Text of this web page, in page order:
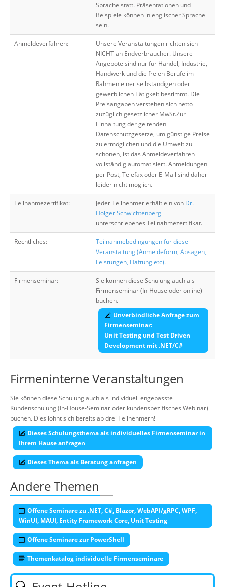
Sprache statt. Präsentationen und
Beispiele können in englischer Sprache
sein.
Anmeldeverfahren:
Unsere Veranstaltungen richten sich
NICHT an Endverbraucher. Unsere
Angebote sind nur für Handel, Industrie,
Handwerk und die freien Berufe im
Rahmen einer selbständigen oder
gewerblichen Tätigkeit bestimmt. Die
Preisangaben verstehen sich netto
zuzüglich gesetzlicher MwSt.Zur
Einhaltung der geltenden
Datenschutzgesetze, um günstige Preise
zu ermöglichen und die Umwelt zu
schonen, ist das Anmeldeverfahren
vollständig automatisiert. Anmeldungen
per Post, Telefax oder E-Mail sind daher
leider nicht möglich.
Teilnahmezertifikat: Jeder Teilnehmer erhält ein von Dr.
Holger Schwichtenberg
unterschriebenes Teilnahmezertifikat.
Rechtliches:
Teilnahmebedingungen für diese
Veranstaltung (Anmeldeform, Absagen,
Leistungen, Haftung etc).
Firmenseminar:
Sie können diese Schulung auch als
Firmenseminar (In-House oder online)
buchen.
Unverbindliche Anfrage zum
Firmenseminar:
Unit Testing und Test Driven
Development mit .NET/C#
Firmeninterne Veranstaltungen
Sie können diese Schulung auch als individuell engepasste
Kundenschulung (In-House-Seminar oder kundenspezifisches Webinar)
buchen. Dies lohnt sich bereits ab drei Teilnehmern!
Dieses Schulungsthema als individuelles Firmenseminar in
Ihrem Hause anfragen
Dieses Thema als Beratung anfragen
Andere Themen
Offene Seminare zu .NET, C#, Blazor, WebAPI/gRPC, WPF,
WinUI, MAUI, Entity Framework Core, Unit Testing
Offene Seminare zur PowerShell
Themenkatalog individuelle Firmenseminare